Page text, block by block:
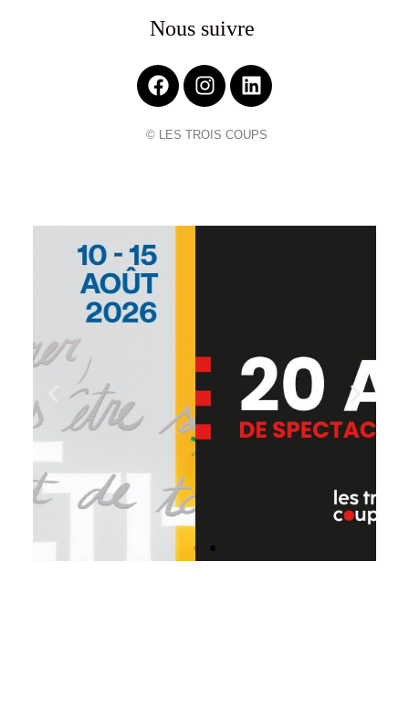
Nous suivre
© LES TROIS COUPS
Titre de la
diapositive
Cliquer ici